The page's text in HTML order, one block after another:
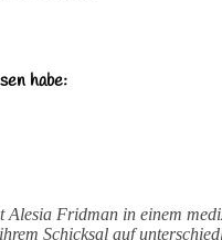
habe:
Alesia Fridman in einem
Schicksal auf